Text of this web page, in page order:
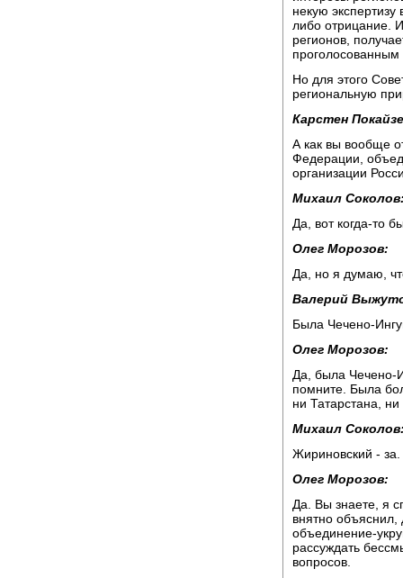
некую
либо отрицание.
регионов,
Но для этого
региональную
Карстен
А как вы вообще
Федерации,
организации
Михаил
Да, вот когда-то
Олег Морозов:
Да, но я думаю,
Валерий
Была Чечено-
Олег Морозов:
Да, была Чечено-
помните. Была
ни Татарстана,
Михаил
Жириновский - за.
Олег Морозов:
Да. Вы знаете, я
внятно объяснил,
объединение-
рассуждать
вопросов.